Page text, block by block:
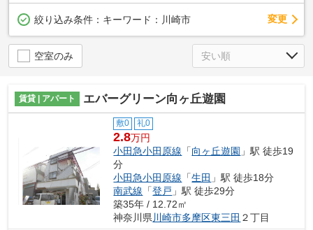
絞り込み条件： キーワード：川崎市 変更
空室のみ
賃貸 | アパート エバーグリーン向ヶ丘遊園
敷0 礼0
2.8万円
小田急小田原線 「向ヶ丘遊園 」駅 徒歩19
分
小田急小田原線 「生田 」駅 徒歩18分
南武線 「登戸 」駅 徒歩29分
築35年 / 12.72㎡
神奈川県 川崎市多摩区東三田 ２丁目